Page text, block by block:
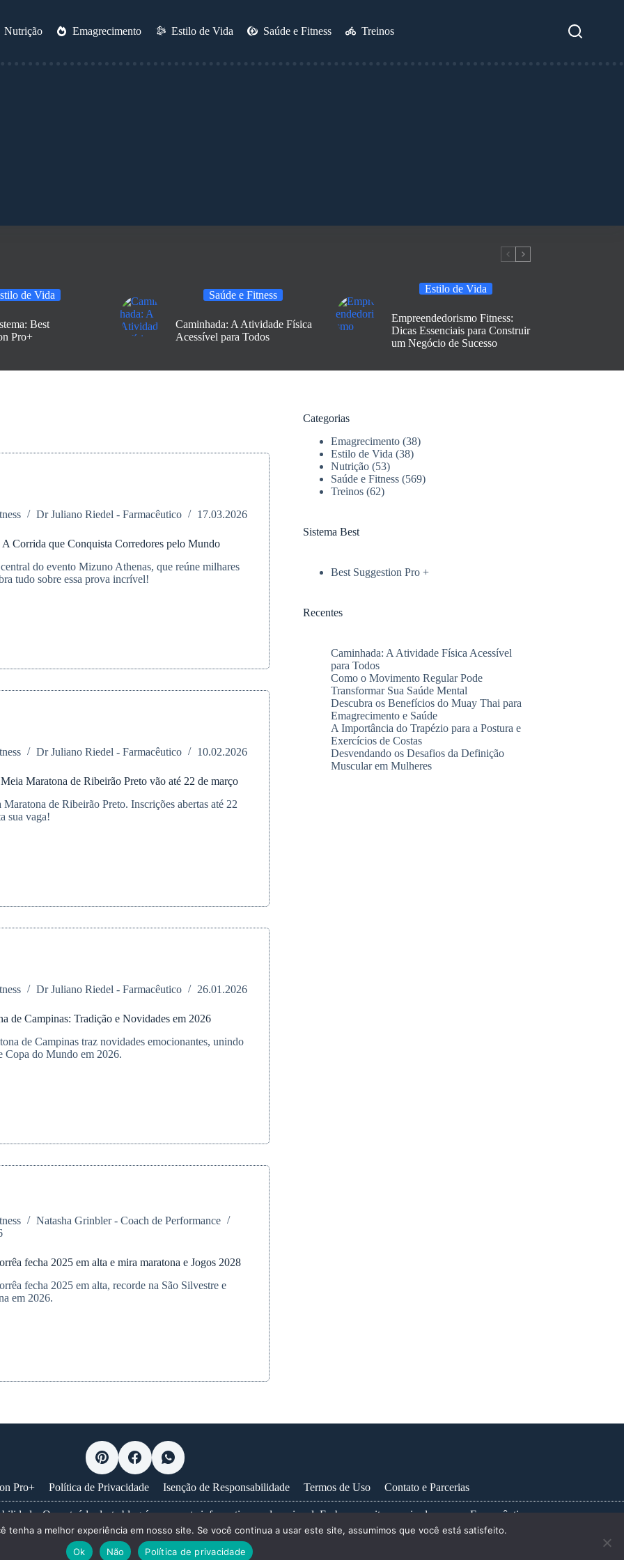
Nutrição Emagrecimento Estilo de Vida Saúde e Fitness Treinos
de Vida
Best
Pro+
Saúde e Fitness
Caminhada: A Atividade Física
Acessível para Todos
Estilo de Vida
Empreendedorismo Fitness:
Dicas Essenciais para Construir
um Negócio de Sucesso
Dr Juliano Riedel - Farmacêutico 17.03.2026
Corrida que Conquista Corredores pelo Mundo
do evento Mizuno Athenas, que reúne milhares
tudo sobre essa prova incrível!
Dr Juliano Riedel - Farmacêutico 10.02.2026
Maratona de Ribeirão Preto vão até 22 de março
de Ribeirão Preto. Inscrições abertas até 22
sua vaga!
Dr Juliano Riedel - Farmacêutico 26.01.2026
de Campinas: Tradição e Novidades em 2026
de Campinas traz novidades emocionantes, unindo
Copa do Mundo em 2026.
Natasha Grinbler - Coach de Performance
fecha 2025 em alta e mira maratona e Jogos 2028
fecha 2025 em alta, recorde na São Silvestre e
em 2026.
Categorias
Emagrecimento (38)
Estilo de Vida (38)
Nutrição (53)
Saúde e Fitness (569)
Treinos (62)
Sistema Best
Best Suggestion Pro +
Recentes
Caminhada: A Atividade Física Acessível
para Todos
Como o Movimento Regular Pode
Transformar Sua Saúde Mental
Descubra os Benefícios do Muay Thai para
Emagrecimento e Saúde
A Importância do Trapézio para a Postura e
Exercícios de Costas
Desvendando os Desafios da Definição
Muscular em Mulheres
Pro+ Política de Privacidade Isenção de Responsabilidade Termos de Uso Contato e Parcerias
O conteúdo deste blog é puramente informativo e educacional. Embora escrito e revisado por um Farmacêutico, as
diagnóstico ou tratamento médico profissional. Nunca ignore um conselho médico ou adie a busca por um, devido a
consulte sempre um profissional de saúde habilitado.Saiba mais...
tenha a melhor experiência em nosso site. Se você continua a usar este site, assumimos que você está satisfeito.
Ok
Não Política de privacidade